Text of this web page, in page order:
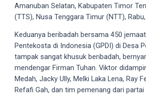
several
different
18tube
Every
porn
video
you
upload
Amanuban Selatan, Kabupaten Timor
(TTS), Nusa Tenggara Timur (NTT),
Keduanya beribadah bersama 450
Pentekosta di Indonesia (GPDI) di Desa
tampak sangat khusuk beribadah,
mendengar Firman Tuhan. Viktor
Medah, Jacky Ully, Melki Laka Lena, Ray
Refafi Gah, dan tim pemenang dari partai